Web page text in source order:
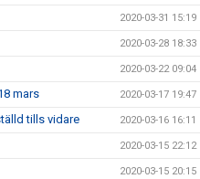
2020-03-31 15:19
2020-03-28 18:33
2020-03-22 09:04
mars 2020-03-17 19:47
tills vidare 2020-03-16 16:11
2020-03-15 22:12
2020-03-15 20:15